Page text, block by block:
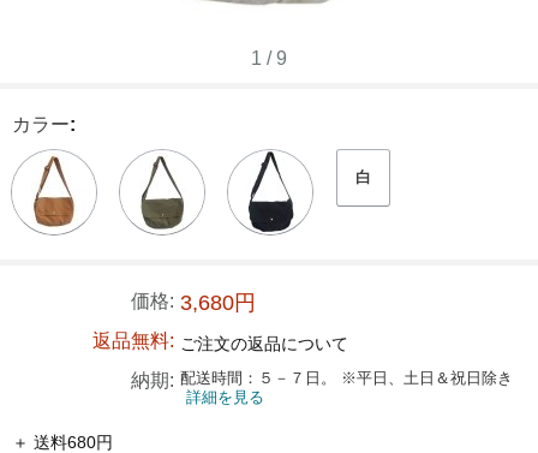
1 /9
カラー:
白
価格: 3,680円
返品無料: ご注文の返品について
納期: 配送時間：５－７日。 ※平日、土日＆祝日除き
詳細を見る
＋ 送料680円